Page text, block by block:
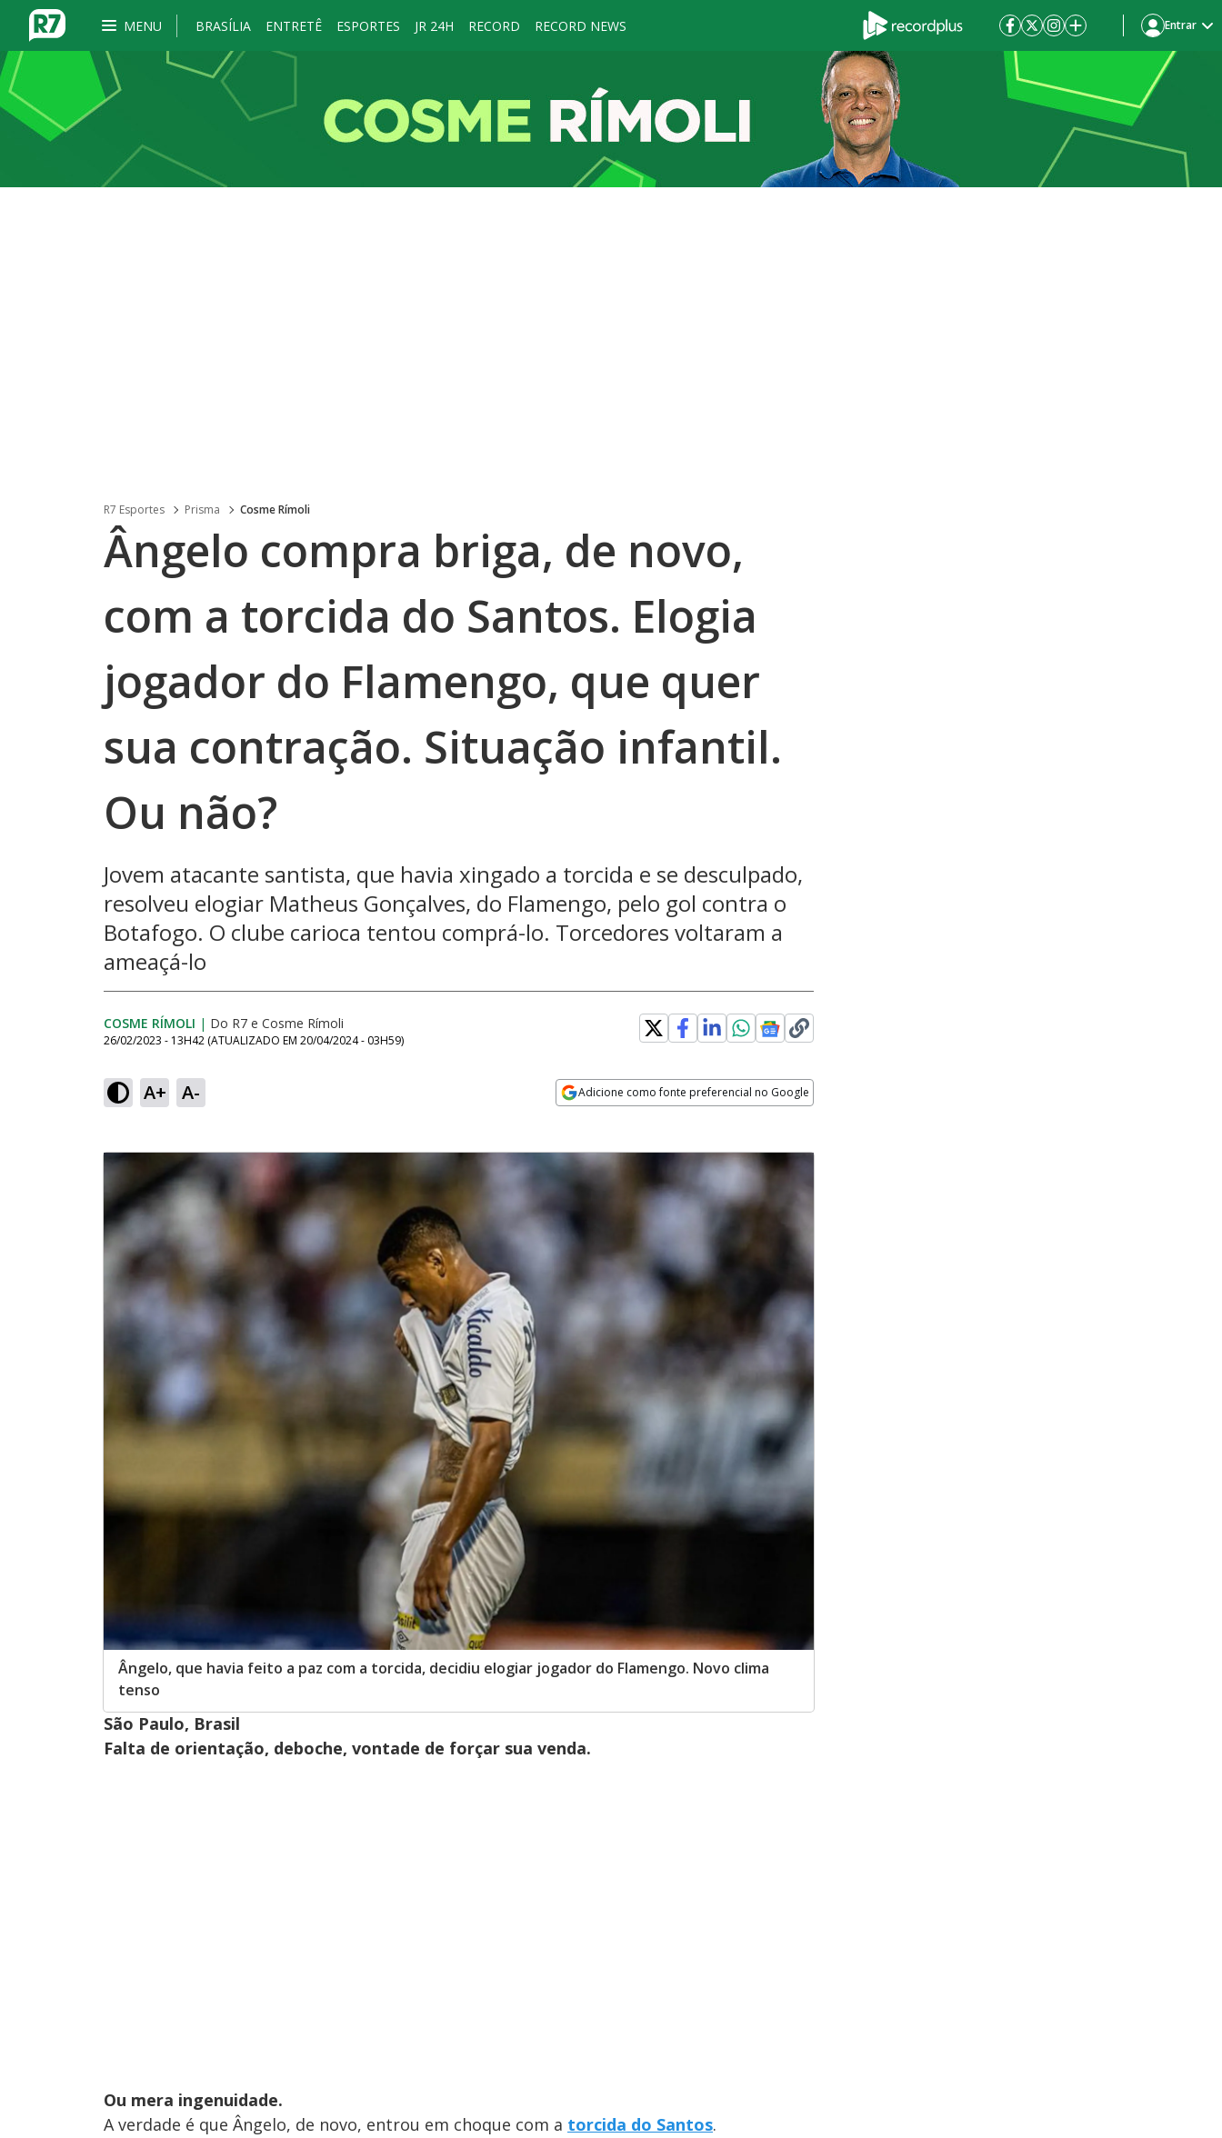
MENU BRASÍLIA ENTRETÊ ESPORTES JR 24H RECORD RECORD NEWS Entrar
R7 Esportes Prisma Cosme Rímoli
Ângelo compra briga, de novo,
com a torcida do Santos. Elogia
jogador do Flamengo, que quer
sua contração. Situação infantil.
Ou não?
Jovem atacante santista, que havia xingado a torcida e se desculpado,
resolveu elogiar Matheus Gonçalves, do Flamengo, pelo gol contra o
Botafogo. O clube carioca tentou comprá-lo. Torcedores voltaram a
ameaçá-lo
COSME RÍMOLI | Do R7 e Cosme Rímoli
26/02/2023 - 13H42 (ATUALIZADO EM 20/04/2024 - 03H59)
A+ A- Adicione como fonte preferencial no Google
Ângelo, que havia feito a paz com a torcida, decidiu elogiar jogador do Flamengo. Novo clima
tenso
São Paulo, Brasil
Falta de orientação, deboche, vontade de forçar sua venda.
Ou mera ingenuidade.
A verdade é que Ângelo, de novo, entrou em choque com a torcida do Santos.